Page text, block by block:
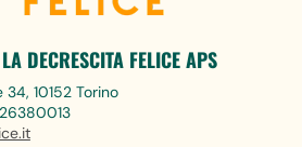
DECRESCITA FELICE APS
10152 Torino